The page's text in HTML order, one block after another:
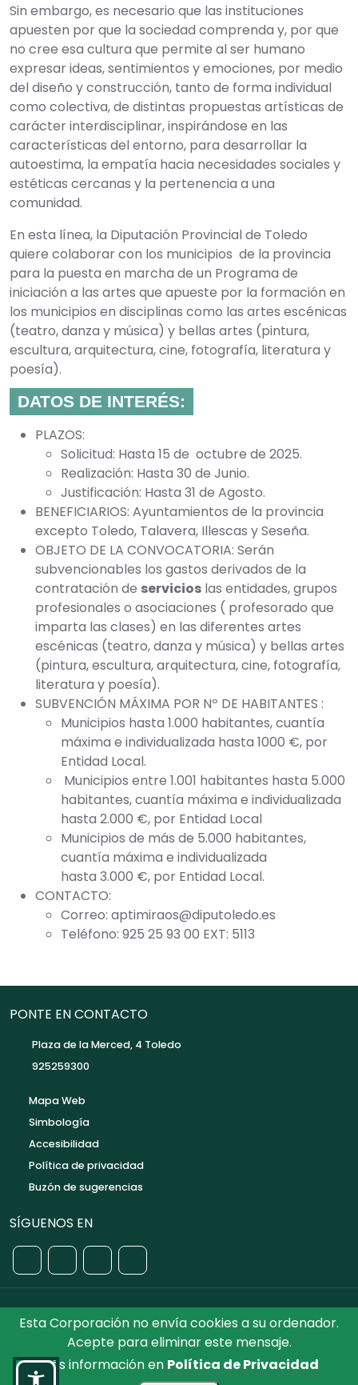
Esta Corporación no envía cookies a su ordenador.
Acepte para eliminar este mensaje.
Más información en Política de Privacidad
Sin embargo, es necesario que las instituciones
apuesten por que la sociedad comprenda y, por que
no cree esa cultura que permite al ser humano
expresar ideas, sentimientos y emociones, por medio
del diseño y construcción, tanto de forma individual
como colectiva, de distintas propuestas artísticas de
carácter interdisciplinar, inspirándose en las
características del entorno, para desarrollar la
autoestima, la empatía hacia necesidades sociales y
estéticas cercanas y la pertenencia a una
comunidad.
En esta línea, la Diputación Provincial de Toledo
quiere colaborar con los municipios de la provincia
para la puesta en marcha de un Programa de
iniciación a las artes que apueste por la formación en
los municipios en disciplinas como las artes escénicas
(teatro, danza y música) y bellas artes (pintura,
escultura, arquitectura, cine, fotografía, literatura y
poesía).
DATOS DE INTERÉS:
PLAZOS:
Solicitud: Hasta 15 de octubre de 2025.
Realización: Hasta 30 de Junio.
Justificación: Hasta 31 de Agosto.
BENEFICIARIOS: Ayuntamientos de la provincia
excepto Toledo, Talavera, Illescas y Seseña.
OBJETO DE LA CONVOCATORIA: Serán
subvencionables los gastos derivados de la
contratación de servicios las entidades, grupos
profesionales o asociaciones ( profesorado que
imparta las clases) en las diferentes artes
escénicas (teatro, danza y música) y bellas artes
(pintura, escultura, arquitectura, cine, fotografía,
literatura y poesía).
SUBVENCIÓN MÁXIMA POR Nº DE HABITANTES :
Municipios hasta 1.000 habitantes, cuantía
máxima e individualizada hasta 1000 €, por
Entidad Local.
Municipios entre 1.001 habitantes hasta 5.000
habitantes, cuantía máxima e individualizada
hasta 2.000 €, por Entidad Local
Municipios de más de 5.000 habitantes,
cuantía máxima e individualizada
hasta 3.000 €, por Entidad Local.
CONTACTO:
Correo: aptimiraos@diputoledo.es
Teléfono: 925 25 93 00 EXT: 5113
PONTE EN CONTACTO
Plaza de la Merced, 4 Toledo
925259300
Mapa Web
Simbología
Accesibilidad
Política de privacidad
Buzón de sugerencias
SÍGUENOS EN
©2026 Diputación de Toledo. Reservados todos los
Derechos. Diseñado por Diputación de Toledo